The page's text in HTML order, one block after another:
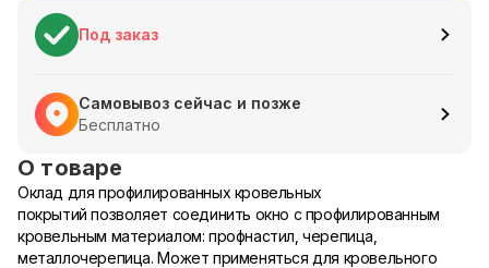
Под заказ
Самовывоз сейчас и позже
Бесплатно
О товаре
Оклад для профилированных кровельных
покрытий позволяет соединить окно с профилированным
кровельным материалом: профнастил, черепица,
металлочерепица. Может применяться для кровельного